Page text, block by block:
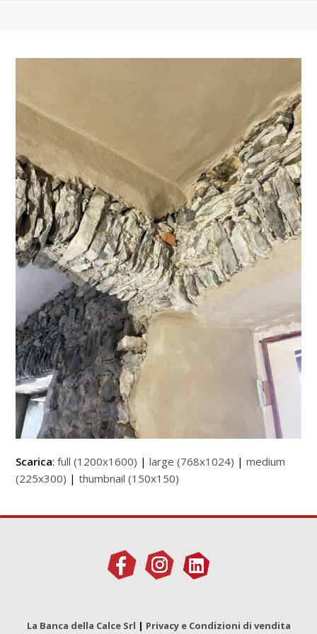
Scarica:full (1200x1600) |large (768x1024) |medium
(225x300) |thumbnail (150x150)
La Banca della Calce Srl | Privacy e Condizioni di vendita